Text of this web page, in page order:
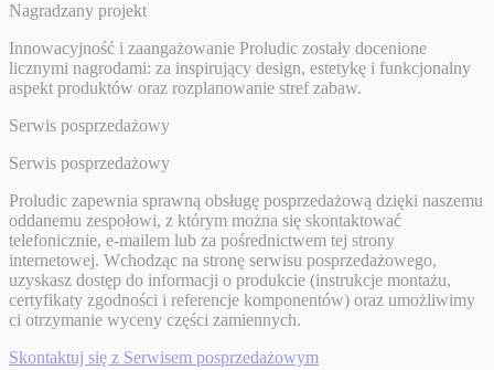
Nagradzany projekt
Innowacyjność i zaangażowanie Proludic zostały docenione
licznymi nagrodami: za inspirujący design, estetykę i funkcjonalny
aspekt produktów oraz rozplanowanie stref zabaw.
Serwis posprzedażowy
Serwis posprzedażowy
Proludic zapewnia sprawną obsługę posprzedażową dzięki naszemu
oddanemu zespołowi, z którym można się skontaktować
telefonicznie, e-mailem lub za pośrednictwem tej strony
internetowej. Wchodząc na stronę serwisu posprzedażowego,
uzyskasz dostęp do informacji o produkcie (instrukcje montażu,
certyfikaty zgodności i referencje komponentów) oraz umożliwimy
ci otrzymanie wyceny części zamiennych.
Skontaktuj się z Serwisem posprzedażowym